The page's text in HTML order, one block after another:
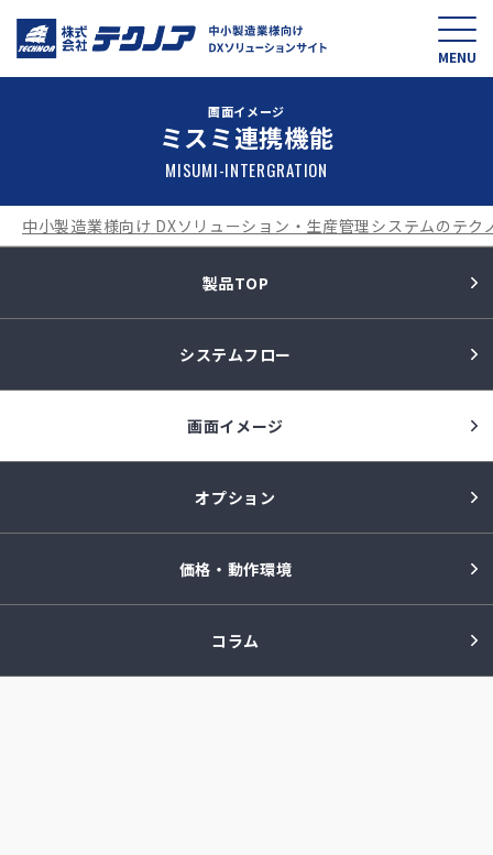
中小製造業様向け
MENU
ミスミ連携機能
画面イメージ
MISUMI-INTERGRATION
中小製造業様向け DXソリューション・生産管理システムのテク
製品TOP
システムフロー
画面イメージ
オプション
価格・動作環境
コラム